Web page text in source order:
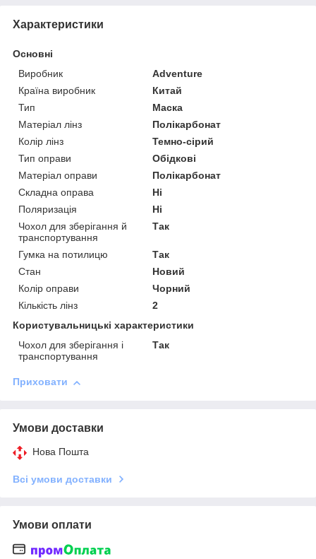
Характеристики
Основні
Виробник
Adventure
Країна виробник
Китай
Тип
Маска
Матеріал лінз
Полікарбонат
Колір лінз
Темно-сірий
Тип оправи
Обідкові
Матеріал оправи
Полікарбонат
Складна оправа
Ні
Поляризація
Ні
Чохол для зберігання й
транспортування
Так
Гумка на потилицю
Так
Стан
Новий
Колір оправи
Чорний
Кількість лінз
2
Користувальницькі характеристики
Чохол для зберігання і
транспортування
Так
Приховати
Умови доставки
Нова Пошта
Всі умови доставки
Умови оплати